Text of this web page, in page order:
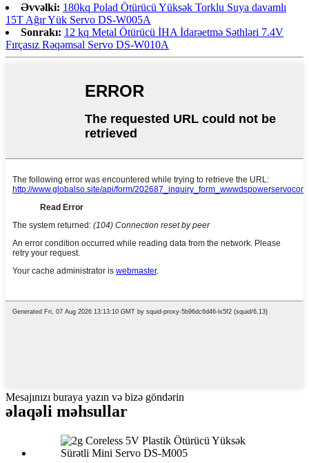
Əvvəlki: 180kq Polad Ötürücü Yüksək Torklu Suya davamlı
15T Ağır Yük Servo DS-W005A
Sonrakı: 12 kq Metal Ötürücü İHA İdarəetmə Səthləri 7.4V
Fırçasız Rəqəmsal Servo DS-W010A
Mesajınızı buraya yazın və bizə göndərin
əlaqəli məhsullar